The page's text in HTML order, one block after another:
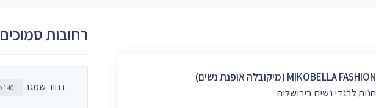
MIKOBELLA FASHION (מיקובלה אופנת נשים)
חנות לבגדי נשים בירושלים
רחובות סמוכים
רחוב שמגר 140 מטר